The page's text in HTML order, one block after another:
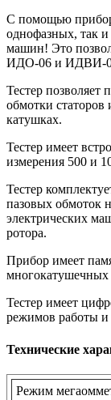
С помощью
однофазных, так и
машин! Это
ИДО-06 и ИДВИ-
Тестер позволяет
обмотки
катушках.
Тестер имеет
измерения 500 и
Тестер
пазовых обмоток
электрических
ротора.
Прибор имеет
многокатушечных
Тестер имеет
режимов работы и
Технические
Режим